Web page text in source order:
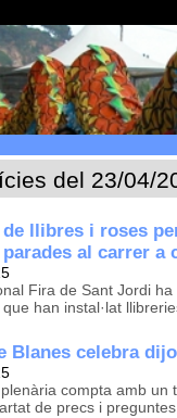
del 23/04/
de llibres i roses
al carrer a
Fira de Sant Jordi
han instal·lat
Blanes celebra
compta amb un
de precs i preguntes